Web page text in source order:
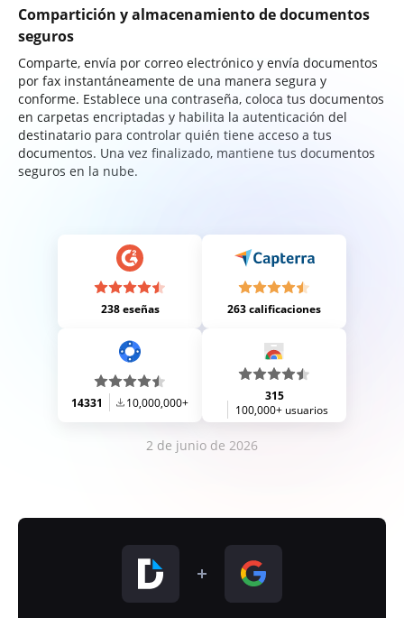
Compartición y almacenamiento de documentos
seguros
Comparte, envía por correo electrónico y envía documentos
por fax instantáneamente de una manera segura y
conforme. Establece una contraseña, coloca tus documentos
en carpetas encriptadas y habilita la autenticación del
destinatario para controlar quién tiene acceso a tus
documentos. Una vez finalizado, mantiene tus documentos
seguros en la nube.
238 eseñas 263 calificaciones
14331 10,000,000+
315
100,000+ usuarios
2 de junio de 2026